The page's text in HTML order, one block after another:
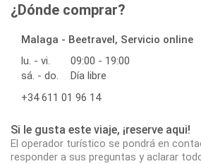
¿Dónde comprar?
Malaga - Beetravel, Servicio online
lu. - vi.
09:00 - 19:00
sá. - do.
Día libre
+34 611 01 96 14
Si le gusta este viaje, ¡reserve aqui!
El operador turístico se pondrá en
responder a sus preguntas y aclarar